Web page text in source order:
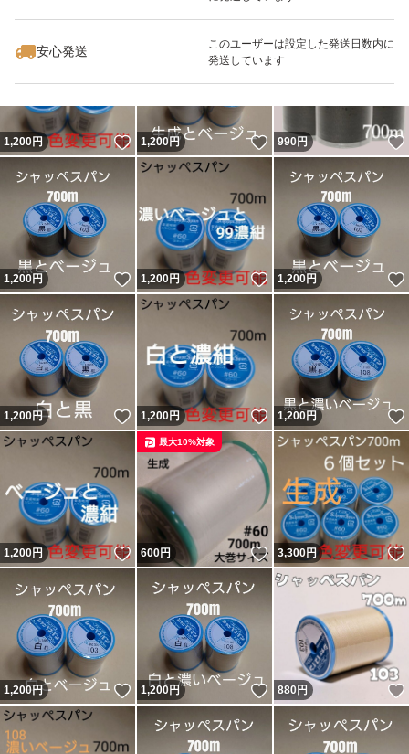
安心発送
このユーザーは設定した発送日数内に
発送しています
いいね！
1,200
1,200円 いいね！
1,200円 いいね！
990円
1,200円 いいね！
1,200円 いいね！
1,200円
1,200円 いいね！
1,200円 いいね！
1,200円
1,200円 いいね！
600円 いいね！
最大10%対象
3,300円
1,200円 いいね！
1,200円 いいね！
880円